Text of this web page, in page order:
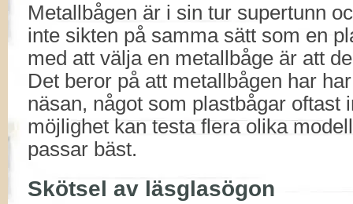
Metallbågen är i sin tur supertunn
inte sikten på samma sätt som en
med att välja en metallbåge är att
Det beror på att metallbågen har
näsan, något som plastbågar oftast
möjlighet kan testa flera olika
passar bäst.
Skötsel av läsglasögon